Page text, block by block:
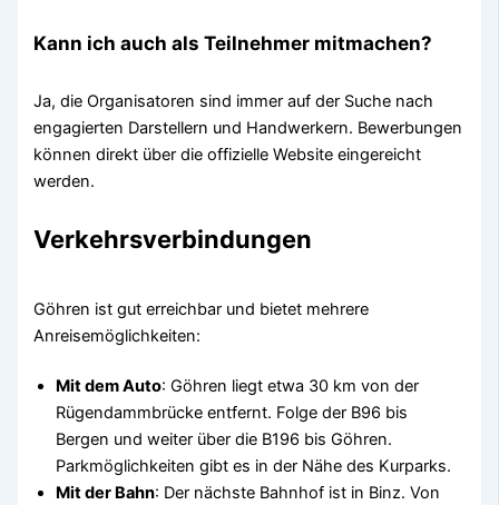
Kann ich auch als Teilnehmer mitmachen?
Ja, die Organisatoren sind immer auf der Suche nach
engagierten Darstellern und Handwerkern. Bewerbungen
können direkt über die offizielle Website eingereicht
werden.
Verkehrsverbindungen
Göhren ist gut erreichbar und bietet mehrere
Anreisemöglichkeiten:
Mit dem Auto: Göhren liegt etwa 30 km von der
Rügendammbrücke entfernt. Folge der B96 bis
Bergen und weiter über die B196 bis Göhren.
Parkmöglichkeiten gibt es in der Nähe des Kurparks.
Mit der Bahn: Der nächste Bahnhof ist in Binz. Von